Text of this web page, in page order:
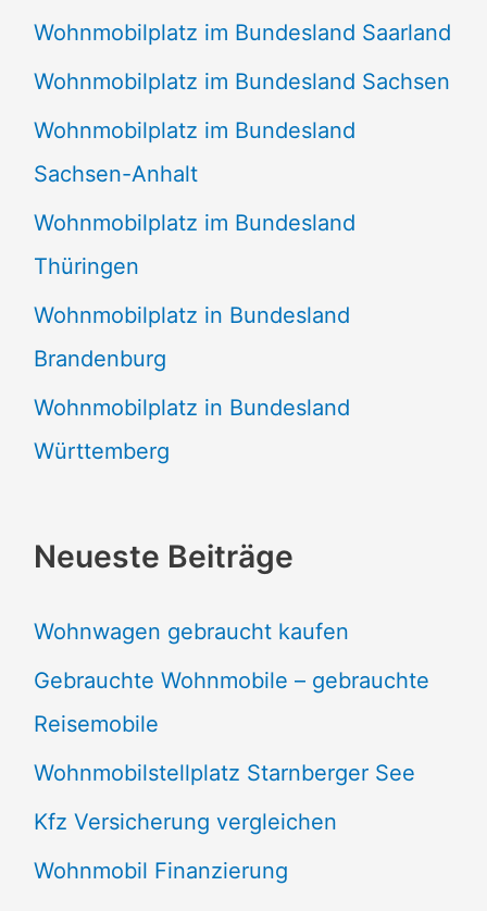
Wohnmobilplatz im Bundesland Saarland
Wohnmobilplatz im Bundesland Sachsen
Wohnmobilplatz im Bundesland
Sachsen-Anhalt
Wohnmobilplatz im Bundesland
Thüringen
Wohnmobilplatz in Bundesland
Brandenburg
Wohnmobilplatz in Bundesland
Württemberg
Neueste Beiträge
Wohnwagen gebraucht kaufen
Gebrauchte Wohnmobile – gebrauchte
Reisemobile
Wohnmobilstellplatz Starnberger See
Kfz Versicherung vergleichen
Wohnmobil Finanzierung